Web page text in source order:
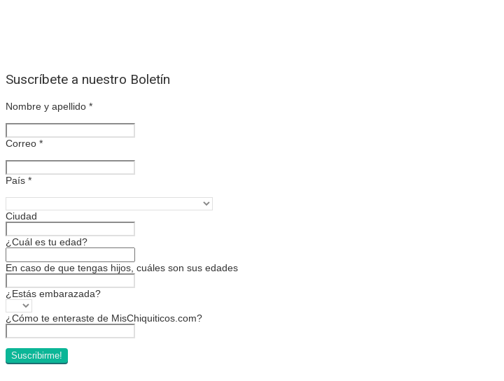
Suscríbete a nuestro Boletín
Nombre y apellido *
Correo *
País *
Ciudad
¿Cuál es tu edad?
En caso de que tengas hijos, cuáles son sus edades
¿Estás embarazada?
¿Cómo te enteraste de MisChiquiticos.com?